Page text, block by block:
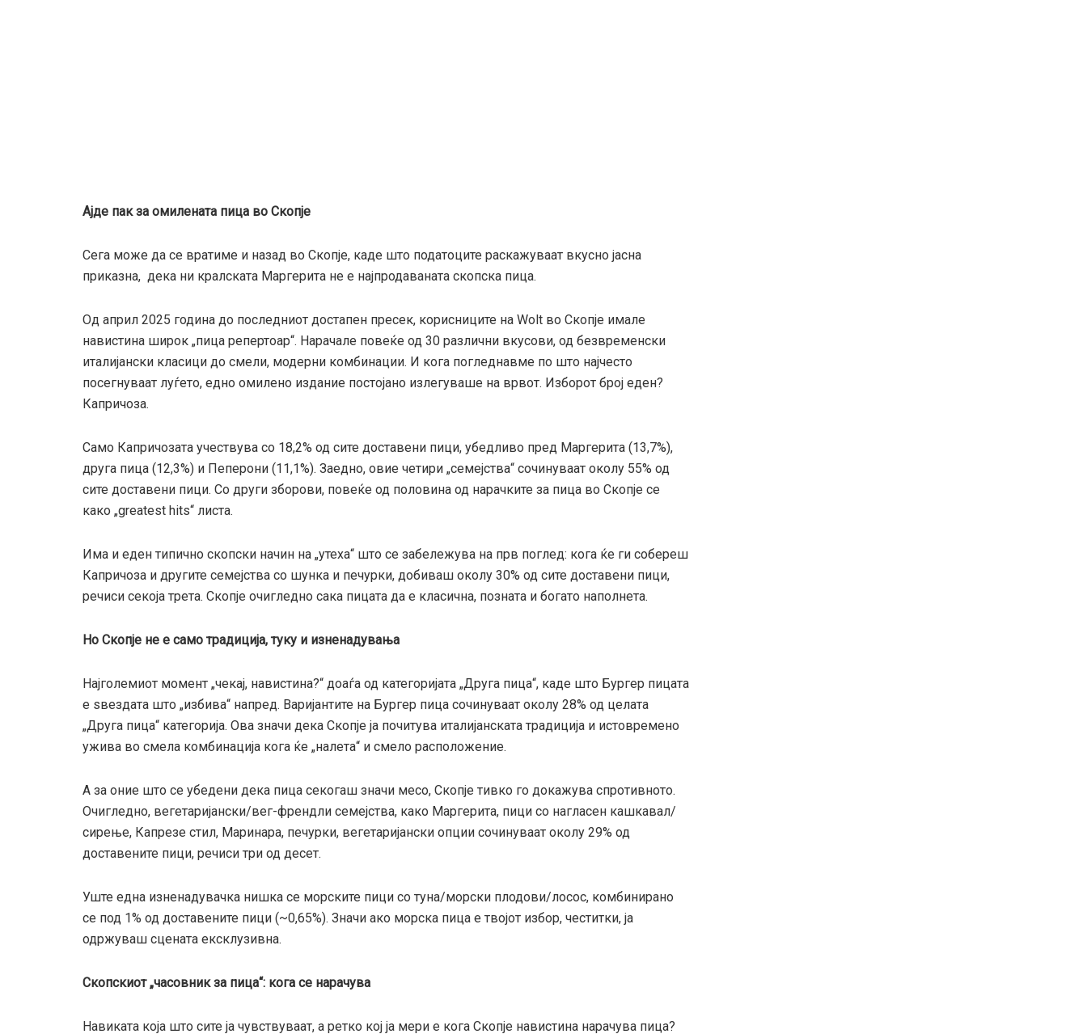
Ајде пак за омилената пица во Скопје
Сега може да се вратиме и назад во Скопје, каде што податоците раскажуваат вкусно јасна
приказна, дека ни кралската Маргерита не е најпродаваната скопска пица.
Од април 2025 година до последниот достапен пресек, корисниците на Wolt во Скопје имале
навистина широк „пицa репертоар“. Нарачале повеќе од 30 различни вкусови, од безвременски
италијански класици до смели, модерни комбинации. И кога погледнавме по што најчесто
посегнуваат луѓето, едно омилено издание постојано излегуваше на врвот. Изборот број еден?
Капричоза.
Само Капричозата учествува со 18,2% од сите доставени пици, убедливо пред Маргерита (13,7%),
друга пица (12,3%) и Пеперони (11,1%). Заедно, овие четири „семејства“ сочинуваат околу 55% од
сите доставени пици. Со други зборови, повеќе од половина од нарачките за пица во Скопје се
како „greatest hits“ листа.
Има и еден типично скопски начин на „утеха“ што се забележува на прв поглед: кога ќе ги собереш
Капричоза и другите семејства со шунка и печурки, добиваш околу 30% од сите доставени пици,
речиси секоја трета. Скопје очигледно сака пицата да е класична, позната и богато наполнета.
Но Скопје не е само традиција, туку и изненадувања
Најголемиот момент „чекај, навистина?“ доаѓа од категоријата „Друга пица“, каде што Бургер пицата
е ѕвездата што „избива“ напред. Варијантите на Бургер пица сочинуваат околу 28% од целата
„Друга пица“ категорија. Ова значи дека Скопје ја почитува италијанската традиција и истовремено
ужива во смела комбинација кога ќе „налета“ и смело расположение.
А за оние што се убедени дека пица секогаш значи месо, Скопје тивко го докажува спротивното.
Очигледно, вегетаријански/вег-френдли семејства, како Маргерита, пици со нагласен кашкавал/
сирење, Капрезе стил, Маринара, печурки, вегетаријански опции сочинуваат околу 29% од
доставените пици, речиси три од десет.
Уште една изненадувачка нишка се морските пици со туна/морски плодови/лосос, комбинирано
се под 1% од доставените пици (~0,65%). Значи ако морска пица е твојот избор, честитки, ја
одржуваш сцената ексклузивна.
Скопскиот „часовник за пица“: кога се нарачува
Навиката која што сите ја чувствуваат, а ретко кој ја мери е кога Скопје навистина нарачува пица?